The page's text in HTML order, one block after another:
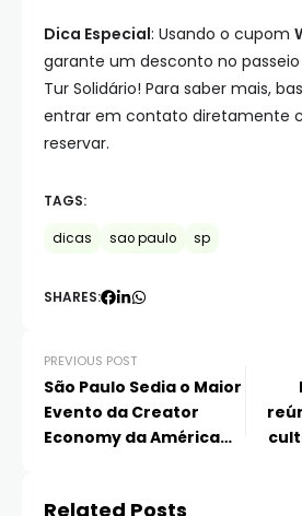
Dica Especial: Usando o cupom
garante um desconto no
Tur Solidário! Para saber mais,
entrar em contato diretamente
reservar.
TAGS:
dicas sao paulo sp
SHARES:
PREVIOUS POST
São Paulo Sedia o Maior
Evento da Creator
Economy da América
Related Posts